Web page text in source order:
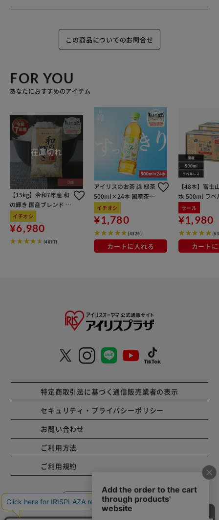
この商品についてのお問合せ
FOR YOU
あなたにおすすめのアイテム
【15kg】令和7年産 和
の輝き 国産ブレンド 5
kg×3袋
イチオシ
¥6,980
(4677)
アイリスのお茶 綠 緑茶
500ml×24本 国産茶葉
100％使用
イチオシ
¥1,780
(4326)
カートに入れる
【48本】富士
水 500ml ラベ
セール
¥1,980
カート
特定商取引法に基づく通信販売業者の表示
セキュリティ・プライバシーポリシー
お問い合わせ
ご利用方法
ご利用規約
コーポレートサイト